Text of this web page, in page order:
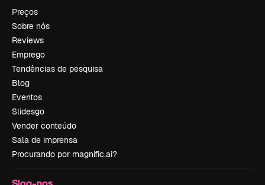
Preços
Sobre nós
Reviews
Emprego
Tendências de pesquisa
Blog
Eventos
Slidesgo
Vender conteúdo
Sala de imprensa
Procurando por magnific.ai?